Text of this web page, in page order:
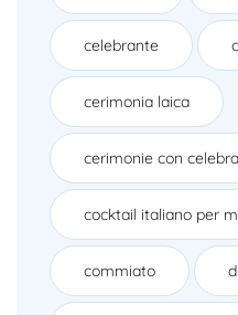
celebrante
cerimonia laica
cerimonie con
cocktail italiano per
commiato